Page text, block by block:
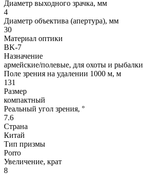
Диаметр выходного зрачка, мм
4
Диаметр объектива (апертура), мм
30
Материал оптики
BK-7
Назначение
армейские/полевые, для охоты и рыбалки
Поле зрения на удалении 1000 м, м
131
Размер
компактный
Реальный угол зрения, °
7.6
Страна
Китай
Тип призмы
Porro
Увеличение, крат
8